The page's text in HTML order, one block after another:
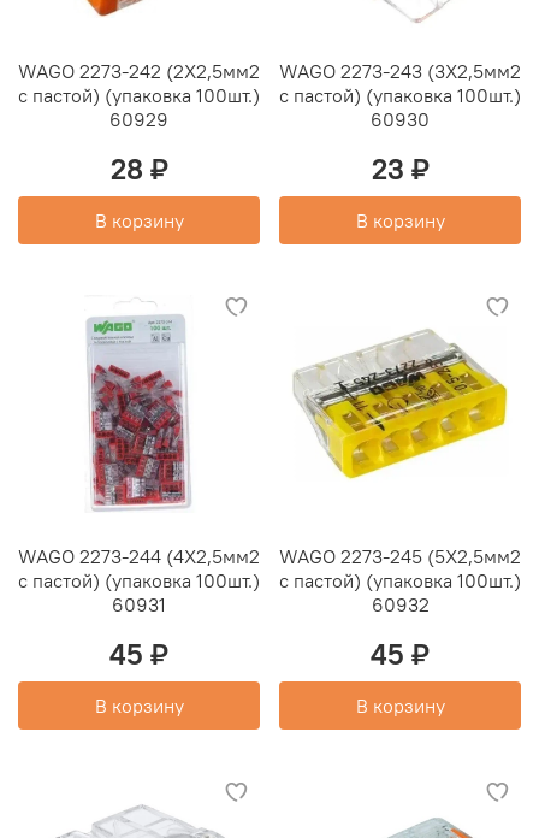
WAGO 2273-242 (2Х2,5мм2
с пастой) (упаковка 100шт.)
60929
28 ₽
В корзину
WAGO 2273-243 (3Х2,5мм2
с пастой) (упаковка 100шт.)
60930
23 ₽
В корзину
WAGO 2273-244 (4Х2,5мм2
с пастой) (упаковка 100шт.)
60931
45 ₽
В корзину
WAGO 2273-245 (5Х2,5мм2
с пастой) (упаковка 100шт.)
60932
45 ₽
В корзину